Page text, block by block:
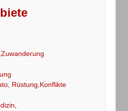
Rüstung,Konflikte